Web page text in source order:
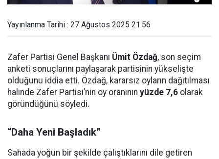
Yayınlanma Tarihi : 27 Ağustos 2025 21:56
Zafer Partisi Genel Başkanı Ümit Özdağ, son seçim
anketi sonuçlarını paylaşarak partisinin yükselişte
olduğunu iddia etti. Özdağ, kararsız oyların dağıtılması
halinde Zafer Partisi’nin oy oranının yüzde 7,6 olarak
göründüğünü söyledi.
“Daha Yeni Başladık”
Sahada yoğun bir şekilde çalıştıklarını dile getiren